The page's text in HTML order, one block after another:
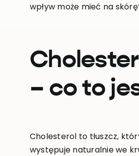
wpływ może mieć na
– co to
Cholesterol to tłuszcz,
występuje naturalnie we